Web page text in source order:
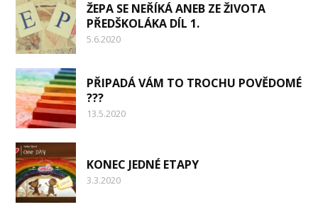
ŽEPA SE NEŘÍKÁ ANEB ZE ŽIVOTA
PŘEDŠKOLÁKA DÍL 1.
5.6.2020
PŘIPADÁ VÁM TO TROCHU POVĚDOMÉ
???
13.5.2020
KONEC JEDNÉ ETAPY
3.3.2020